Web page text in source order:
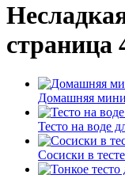
страница
Домашняя
Тесто на воде
Сосиски в